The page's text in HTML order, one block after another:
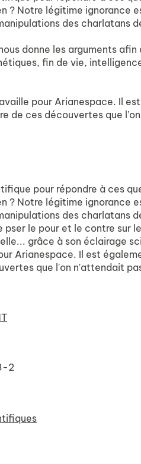
? Notre légitime ignorance
des charlatans
donne les arguments
fin de vie,
pour Arianespace. Il
de ces découvertes que
pour répondre à ces
? Notre légitime ignorance
des charlatans
pser le pour et le contre sur
grâce à son éclairage
Arianespace. Il est
que l'on n'attendait
2